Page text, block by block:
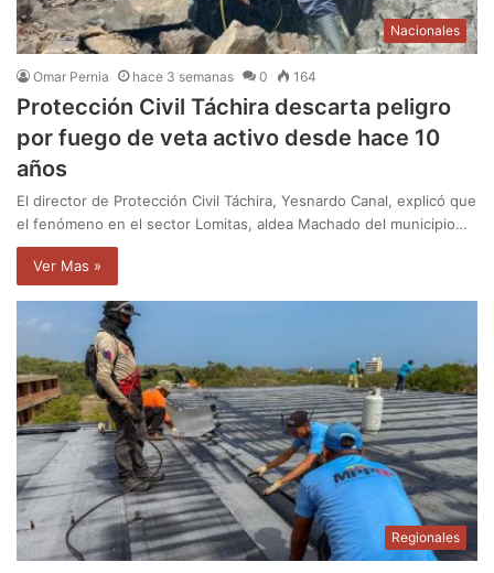
Nacionales
Omar Pernia hace 3 semanas 0 164
Protección Civil Táchira descarta peligro
por fuego de veta activo desde hace 10
años
El director de Protección Civil Táchira, Yesnardo Canal, explicó que
el fenómeno en el sector Lomitas, aldea Machado del municipio…
Ver Mas »
Regionales